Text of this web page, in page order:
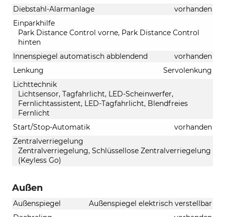
Diebstahl-Alarmanlage
vorhanden
Einparkhilfe
Park Distance Control vorne, Park Distance Control
hinten
Innenspiegel automatisch abblendend
vorhanden
Lenkung
Servolenkung
Lichttechnik
Lichtsensor, Tagfahrlicht, LED-Scheinwerfer,
Fernlichtassistent, LED-Tagfahrlicht, Blendfreies
Fernlicht
Start/Stop-Automatik
vorhanden
Zentralverriegelung
Zentralverriegelung, Schlüssellose Zentralverriegelung
(Keyless Go)
Außen
Außenspiegel
Außenspiegel elektrisch verstellbar